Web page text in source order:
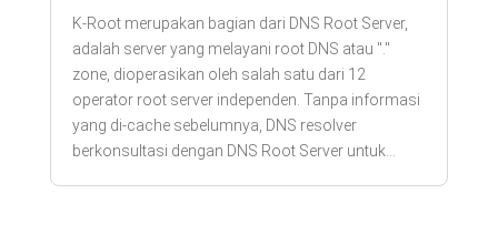
K-Root merupakan bagian dari DNS Root Server,
adalah server yang melayani root DNS atau "."
zone, dioperasikan oleh salah satu dari 12
operator root server independen. Tanpa informasi
yang di-cache sebelumnya, DNS resolver
berkonsultasi dengan DNS Root Server untuk...